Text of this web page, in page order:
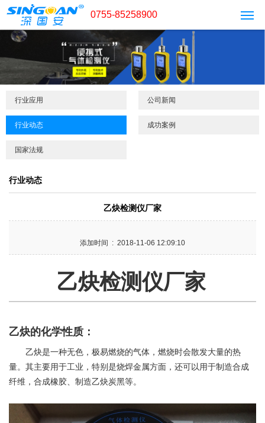
0755-85258900
行业应用 公司新闻
行业动态 成功案例
国家法规
行业动态
乙炔检测仪厂家
添加时间 : 2018-11-06 12:09:10
乙炔检测仪厂家
乙炔的化学性质：
乙炔是一种无色，极易燃烧的气体，燃烧时会散发大量的热
量。其主要用于工业，特别是烧焊金属方面，还可以用于制造合成
纤维，合成橡胶、制造乙炔炭黑等。